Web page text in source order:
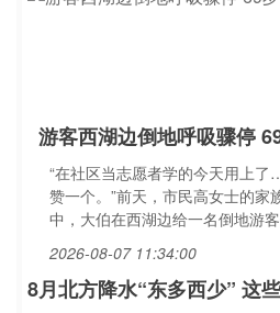
游客西湖边倒地呼吸骤停
“在社区当志愿者学的今天用上
赞一个。”前天，市民高女士的家
中，大伯在西湖边给一名倒地游
2026-08-07 11:34:00
8月北方降水“东多西少” 这